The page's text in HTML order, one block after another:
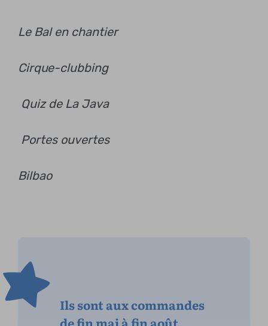
Le Bal en chantier
Cirque-clubbing
Quiz de La Java
Portes ouvertes
Bilbao
Ils sont aux commandes
de fin mai à fin août,